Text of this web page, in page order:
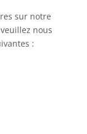
sur notre
nous
: